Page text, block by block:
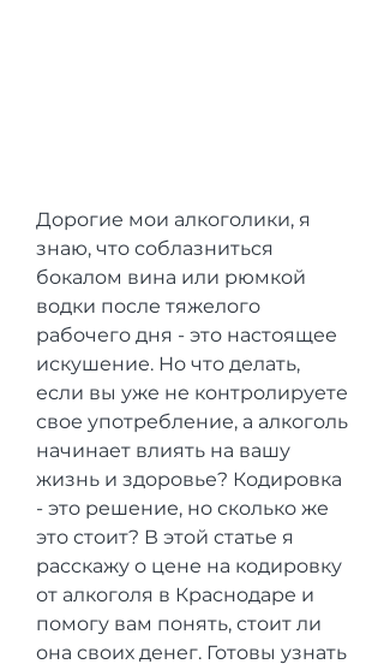
Дорогие мои алкоголики, я
знаю, что соблазниться
бокалом вина или рюмкой
водки после тяжелого
рабочего дня - это настоящее
искушение. Но что делать,
если вы уже не контролируете
свое употребление, а алкоголь
начинает влиять на вашу
жизнь и здоровье? Кодировка
- это решение, но сколько же
это стоит? В этой статье я
расскажу о цене на кодировку
от алкоголя в Краснодаре и
помогу вам понять, стоит ли
она своих денег. Готовы узнать